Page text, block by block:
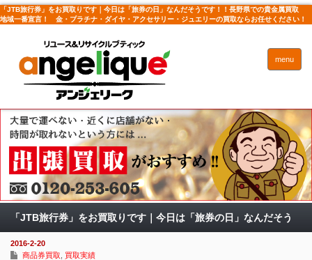
「JTB旅行券」をお買取りです｜今日は「旅券の日」なんだそうです！！長野県での貴金属買取
地域一番宣言！ 金・プラチナ・ダイヤ・アクセサリー・ジュエリーの買取ならお任せください！
menu
「JTB旅行券」をお買取りです｜今日は「旅券の日」なんだそう
です！！
2016-2-20
商品券買取
買取実績